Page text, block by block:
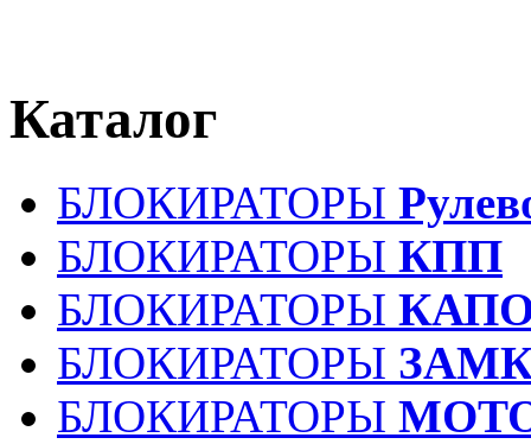
Каталог
БЛОКИРАТОРЫ
БЛОКИРАТОРЫ КПП
БЛОКИРАТОРЫ
БЛОКИРАТОРЫ
БЛОКИРАТОРЫ